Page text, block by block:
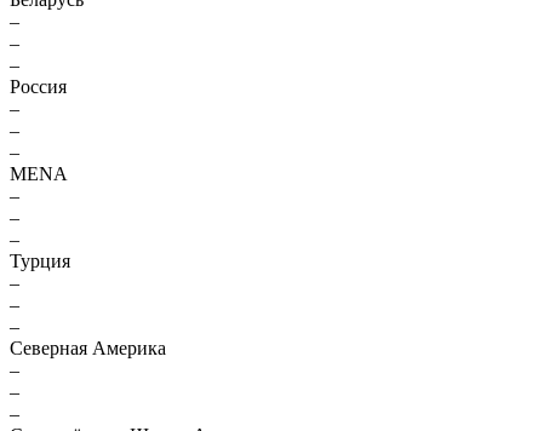
–
–
–
Россия
–
–
–
MENA
–
–
–
Турция
–
–
–
Северная Америка
–
–
–